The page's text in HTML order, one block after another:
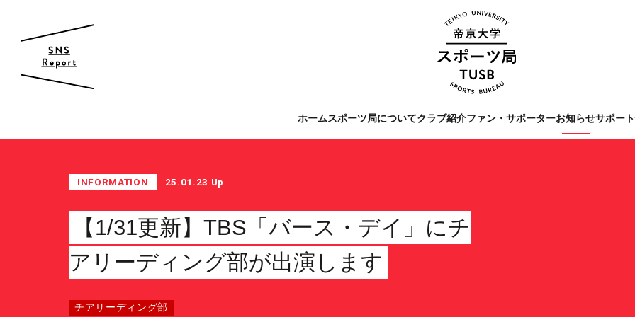
ホームスポーツ局についてクラブ紹介ファン・サポーターお知らせサポー
帝京大学 スポーツ局
クラブ紹介
ファン・サポーター
サポーターの会 カレンダー
Tags
INFORMATION 25.01.23 Up
【1/31更新】TBS「バース・デイ」にチ
アリーディング部が出演します
チアリーディング部